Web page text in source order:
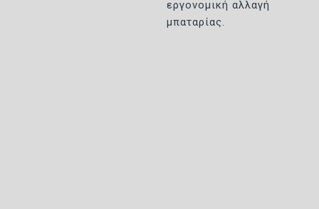
εργονομική αλλαγή
μπαταρίας.